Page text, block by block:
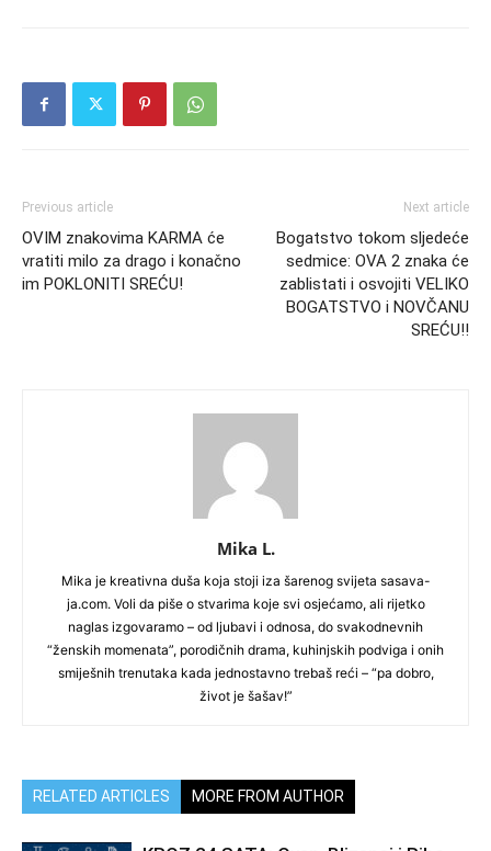
Previous article
OVIM znakovima KARMA će
vratiti milo za drago i konačno
im POKLONITI SREĆU!
Next article
Bogatstvo tokom sljedeće
sedmice: OVA 2 znaka će
zablistati i osvojiti VELIKO
BOGATSTVO i NOVČANU
SREĆU!!
Mika L.
Mika je kreativna duša koja stoji iza šarenog svijeta sasava-
ja.com. Voli da piše o stvarima koje svi osjećamo, ali rijetko
naglas izgovaramo – od ljubavi i odnosa, do svakodnevnih
“ženskih momenata”, porodičnih drama, kuhinjskih podviga i onih
smiješnih trenutaka kada jednostavno trebaš reći – “pa dobro,
život je šašav!”
RELATED ARTICLES MORE FROM AUTHOR